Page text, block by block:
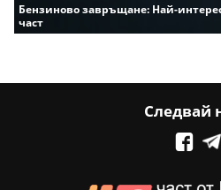
Бензиново завръщане: Най-
част
Следвай